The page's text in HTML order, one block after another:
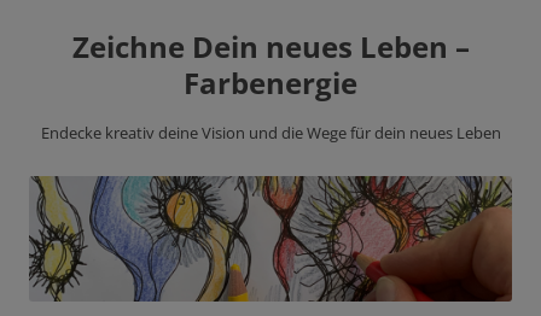
Zeichne Dein neues Leben –
Farbenergie
Endecke kreativ deine Vision und die Wege für dein neues Leben